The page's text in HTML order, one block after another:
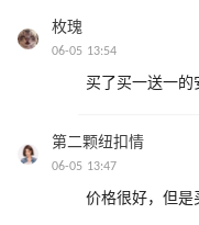
枚瑰
06-05 13:54
买了买一送一
第二颗纽扣情
06-05 13:47
价格很好，但是